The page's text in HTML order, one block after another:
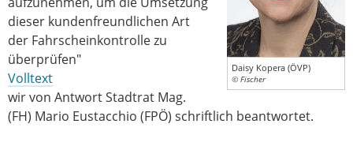
Daisy Kopera (ÖVP)
© Fischer
dieser kundenfreundlichen Art
der Fahrscheinkontrolle zu
überprüfen"
Volltext
wir von Antwort Stadtrat Mag.
(FH) Mario Eustacchio (FPÖ) schriftlich beantwortet.